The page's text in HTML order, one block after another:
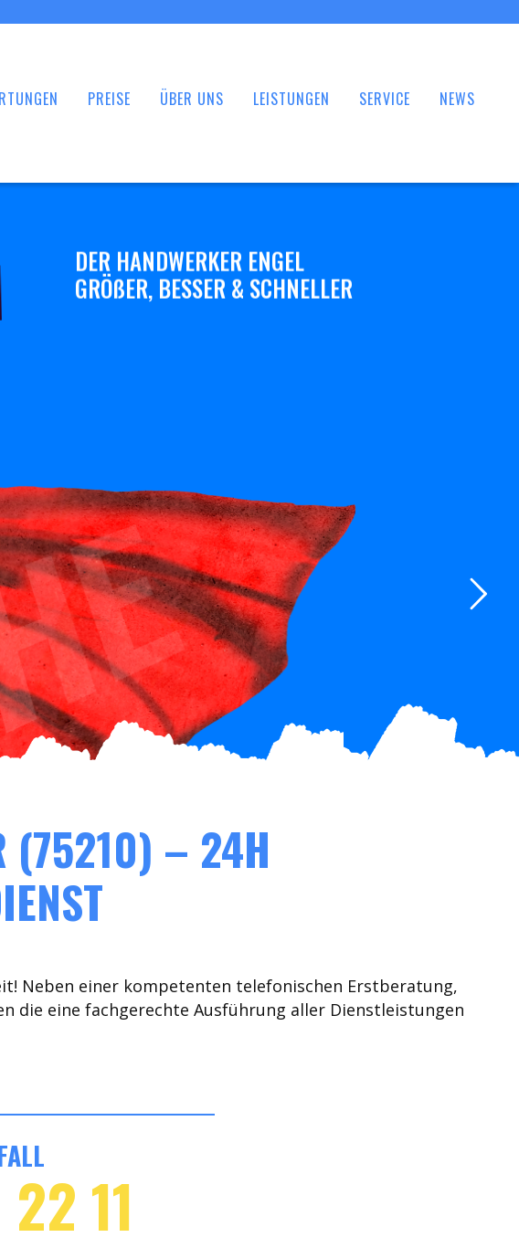
PREISE ÜBER UNS LEISTUNGEN SERVICE NEWS
DER HANDWERKER ENGEL
GRÖßER, BESSER & SCHNELLER
(75210) – 24H
Neben einer kompetenten telefonischen Erstberatung,
die eine fachgerechte Ausführung aller Dienstleistungen
11